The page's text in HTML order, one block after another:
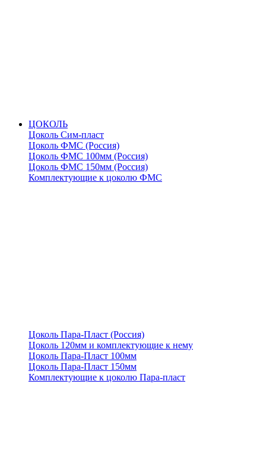
ЦОКОЛЬ
Цоколь Сим-пласт
Цоколь ФМС (Россия)
Цоколь ФМС 100мм (Россия)
Цоколь ФМС 150мм (Россия)
Комплектующие к цоколю ФМС
Цоколь Пара-Пласт (Россия)
Цоколь 120мм и комплектующие к нему
Цоколь Пара-Пласт 100мм
Цоколь Пара-Пласт 150мм
Комплектующие к цоколю Пара-пласт